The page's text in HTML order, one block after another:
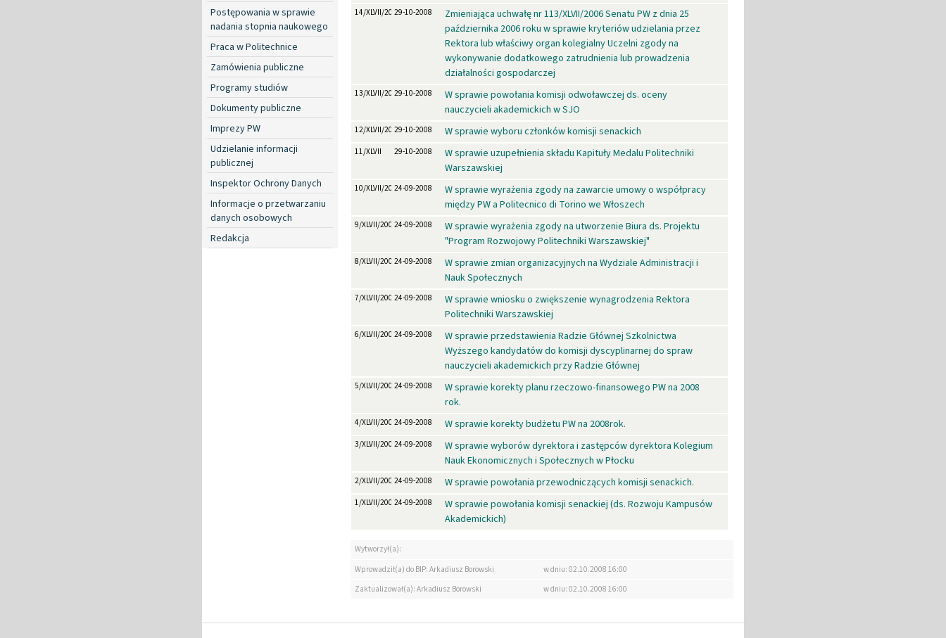
Postępowania w sprawie
nadania stopnia naukowego
Praca w Politechnice
Zamówienia publiczne
Programy studiów
Dokumenty publiczne
Imprezy PW
Udzielanie informacji
publicznej
Inspektor Ochrony Danych
Informacje o przetwarzaniu
danych osobowych
Redakcja
14/XLVII/200829-10-2008
Zmieniająca uchwałę nr 113/XLVII/2006 Senatu PW z dnia 25
października 2006 roku w sprawie kryteriów udzielania przez
Rektora lub właściwy organ kolegialny Uczelni zgody na
wykonywanie dodatkowego zatrudnienia lub prowadzenia
działalności gospodarczej
13/XLVII/200829-10-2008
W sprawie powołania komisji odwoławczej ds. oceny
nauczycieli akademickich w SJO
12/XLVII/200829-10-2008 W sprawie wyboru członków komisji senackich
11/XLVII 29-10-2008
W sprawie uzupełnienia składu Kapituły Medalu Politechniki
Warszawskiej
10/XLVII/200824-09-2008
W sprawie wyrażenia zgody na zawarcie umowy o współpracy
między PW a Politecnico di Torino we Włoszech
9/XLVII/200824-09-2008
W sprawie wyrażenia zgody na utworzenie Biura ds. Projektu
"Program Rozwojowy Politechniki Warszawskiej"
8/XLVII/200824-09-2008
W sprawie zmian organizacyjnych na Wydziale Administracji i
Nauk Społecznych
7/XLVII/200824-09-2008
W sprawie wniosku o zwiększenie wynagrodzenia Rektora
Politechniki Warszawskiej
6/XLVII/200824-09-2008
W sprawie przedstawienia Radzie Głównej Szkolnictwa
Wyższego kandydatów do komisji dyscyplinarnej do spraw
nauczycieli akademickich przy Radzie Głównej
5/XLVII/200824-09-2008
W sprawie korekty planu rzeczowo-finansowego PW na 2008
rok.
4/XLVII/200824-09-2008 W sprawie korekty budżetu PW na 2008rok.
3/XLVII/200824-09-2008
W sprawie wyborów dyrektora i zastępców dyrektora Kolegium
Nauk Ekonomicznych i Społecznych w Płocku
2/XLVII/200824-09-2008 W sprawie powołania przewodniczących komisji senackich.
1/XLVII/200824-09-2008
W sprawie powołania komisji senackiej (ds. Rozwoju Kampusów
Akademickich)
Wytworzył(a):
Wprowadził(a) do BIP: Arkadiusz Borowski
w dniu: 02.10.2008 16:00
Zaktualizował(a): Arkadiusz Borowski
w dniu: 02.10.2008 16:00